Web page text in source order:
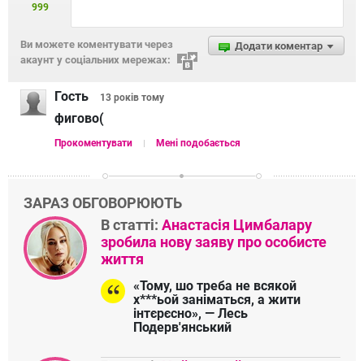
999
Додати коментар
Ви можете коментувати через
акаунт у соціальних мережах:
Гость 13 років тому
фигово(
Прокоментувати Мені подобається
ЗАРАЗ ОБГОВОРЮЮТЬ
В статті: Анастасія Цимбалару
зробила нову заяву про особисте
життя
«Тому, шо треба не всякой
х***ьой заніматься, а жити
інтєрєсно», — Лесь
Подерв'янський